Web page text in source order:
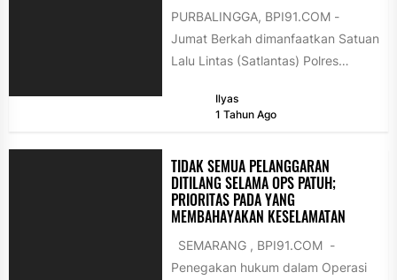
PURBALINGGA, BPI91.COM -
Jumat Berkah dimanfaatkan Satuan
Lalu Lintas (Satlantas) Polres
kebaikan dengan warga yang
Ilyas
1 Tahun Ago
TIDAK SEMUA PELANGGARAN
DITILANG SELAMA OPS PATUH;
PRIORITAS PADA YANG
MEMBAHAYAKAN KESELAMATAN
SEMARANG , BPI91.COM -
Penegakan hukum dalam Operasi